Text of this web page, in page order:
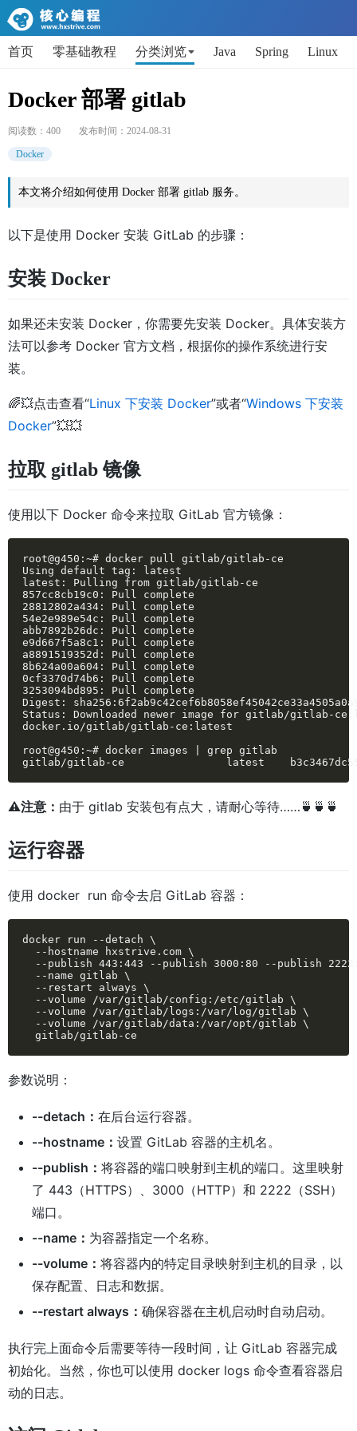
首页 零基础教程 分类浏览 Java Spring Linux
Docker 部署 gitlab
阅读数： 400 发布时间： 2024-08-31
Docker
本文将介绍如何使用 Docker 部署 gitlab 服务。
以下是使用 Docker 安装 GitLab 的步骤：
安装 Docker
如果还未安装 Docker，你需要先安装 Docker。具体安装方
法可以参考 Docker 官方文档，根据你的操作系统进行安
装。
🌈💥点击查看“Linux 下安装 Docker”或者“Windows 下安装
Docker”💥💥
拉取 gitlab 镜像
使用以下 Docker 命令来拉取 GitLab 官方镜像：
root@g450:~# docker pull gitlab/gitlab-ce
Using default tag: latest
latest: Pulling from gitlab/gitlab-ce
857cc8cb19c0: Pull complete
28812802a434: Pull complete
54e2e989e54c: Pull complete
abb7892b26dc: Pull complete
e9d667f5a8c1: Pull complete
a8891519352d: Pull complete
8b624a00a604: Pull complete
0cf3370d74b6: Pull complete
3253094bd895: Pull complete
Digest:
Status: Downloaded newer image for gitlab/gitlab-
docker.io/gitlab/gitlab-ce:latest
root@g450:~# docker images | grep gitlab
gitlab/gitlab-ce                latest
⚠️注意： 由于 gitlab 安装包有点大，请耐心等待……🍵 🍵 🍵
运行容器
使用 docker run 命令去启 GitLab 容器：
docker run --detach \
--hostname hxstrive.com \
--publish 443:443 --publish 3000:80 --publish
--name gitlab \
--restart always \
--volume /var/gitlab/config:/etc/gitlab \
--volume /var/gitlab/logs:/var/log/gitlab \
--volume /var/gitlab/data:/var/opt/gitlab \
gitlab/gitlab-ce
参数说明：
--detach： 在后台运行容器。
--hostname： 设置 GitLab 容器的主机名。
--publish： 将容器的端口映射到主机的端口。这里映射
了 443（HTTPS）、3000（HTTP）和 2222（SSH）
端口。
--name： 为容器指定一个名称。
--volume： 将容器内的特定目录映射到主机的目录，以
保存配置、日志和数据。
--restart always： 确保容器在主机启动时自动启动。
执行完上面命令后需要等待一段时间，让 GitLab 容器完成
初始化。当然，你也可以使用 docker logs 命令查看容器启
动的日志。